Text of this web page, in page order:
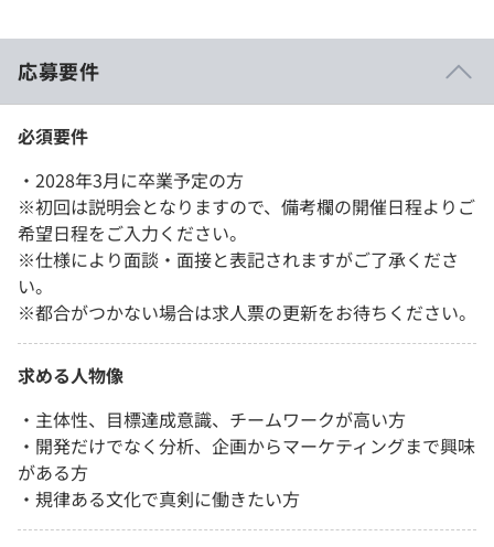
応募要件
必須要件
・2028年3月に卒業予定の方
※初回は説明会となりますので、備考欄の開催日程よりご
希望日程をご入力ください。
※仕様により面談・面接と表記されますがご了承くださ
い。
※都合がつかない場合は求人票の更新をお待ちください。
求める人物像
・主体性、目標達成意識、チームワークが高い方
・開発だけでなく分析、企画からマーケティングまで興味
がある方
・規律ある文化で真剣に働きたい方